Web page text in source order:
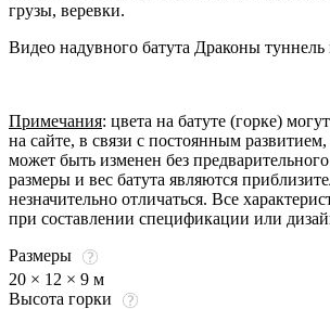
грузы, веревки.
Видео надувного батута Драконы туннель
Примечания: цвета на батуте (горке)
на сайте, в связи с постоянным
может быть изменен без
размеры и вес батута являются
незначительно отличаться. Все
при составлении спецификации или
Размеры
20 × 12 × 9 м
Высота горки